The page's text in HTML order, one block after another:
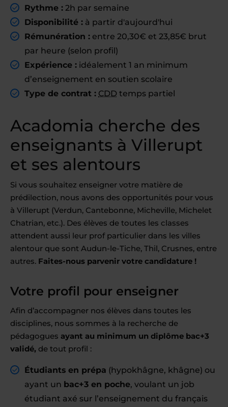
Rythme : 2h par semaine
Disponibilité : à partir d'aujourd'hui
Rémunération : entre 20,30€ et 23,85€ brut
par heure (selon profil)
Expérience : idéalement 1 an minimum
d’enseignement en soutien scolaire
Type de contrat : CDD temps partiel
Acadomia cherche des
enseignants à Villerupt
et ses alentours
Si vous souhaitez enseigner votre matière de
prédilection, nous avons des opportunités pour vous
à Villerupt (Verdun, Cantebonne, Micheville, Michelet
Chatrian, etc.). Des élèves de toutes les classes
attendent aussi leur prof particulier dans les villes
alentour que sont Audun-le-Tiche, Thil, Crusnes, entre
autres. Faites-nous parvenir votre candidature !
Votre profil pour enseigner
Afin d’accompagner nos élèves dans toutes les
disciplines, nous sommes à la recherche de
pédagogues ayant au minimum un diplôme bac+3
validé, de tout profil :
Étudiants en prépa (hypokhâgne, khâgne) ou
ayant un bac+3 en poche, voulant un job
étudiant axé sur l’enseignement du français